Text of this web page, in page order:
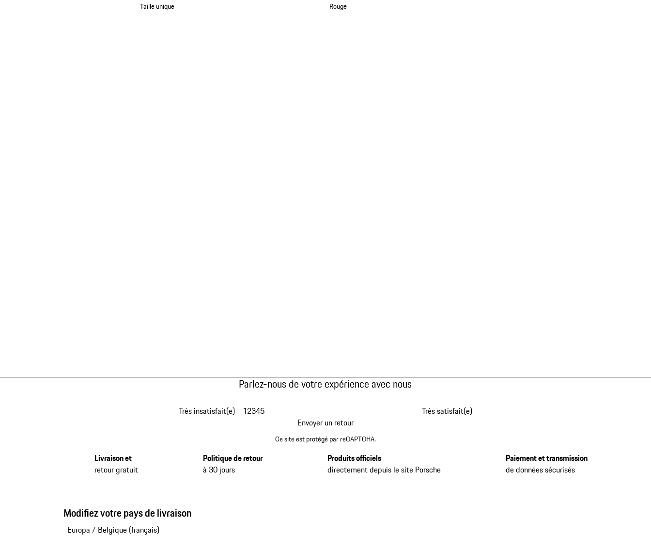
Taille unique
Rouge
Parlez-nous de votre expérience avec nous
Très insatisfait(e) 12345
Très satisfait(e)
Envoyer un retour
Ce site est protégé par reCAPTCHA.
Livraison et
retour gratuit
Politique de retour
à 30 jours
Produits officiels
directement depuis le site Porsche
Paiement et transmission
de données sécurisés
Modifiez votre pays de livraison
Europa / Belgique (français)